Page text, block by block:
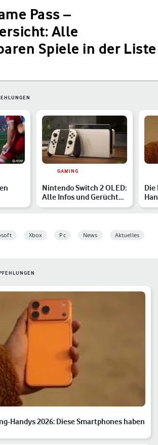
Pass –
Alle
Spiele in der Liste
GAMING
Nintendo Switch 2 OLED:
Alle Infos und Gerüchte
im Überblick
Die
Xbox Pc News Aktuelles
Handys 2026: Diese Smartphones haben